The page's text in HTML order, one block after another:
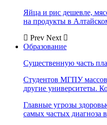
Яйца и рис дешевле,
на продукты в
Prev Next
Образование
Существенную часть
Студентов МГПУ
другие университеты.
Главные угрозы
самых частых диагноза